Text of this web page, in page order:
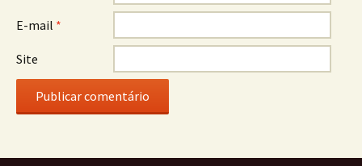
E-mail *
Site